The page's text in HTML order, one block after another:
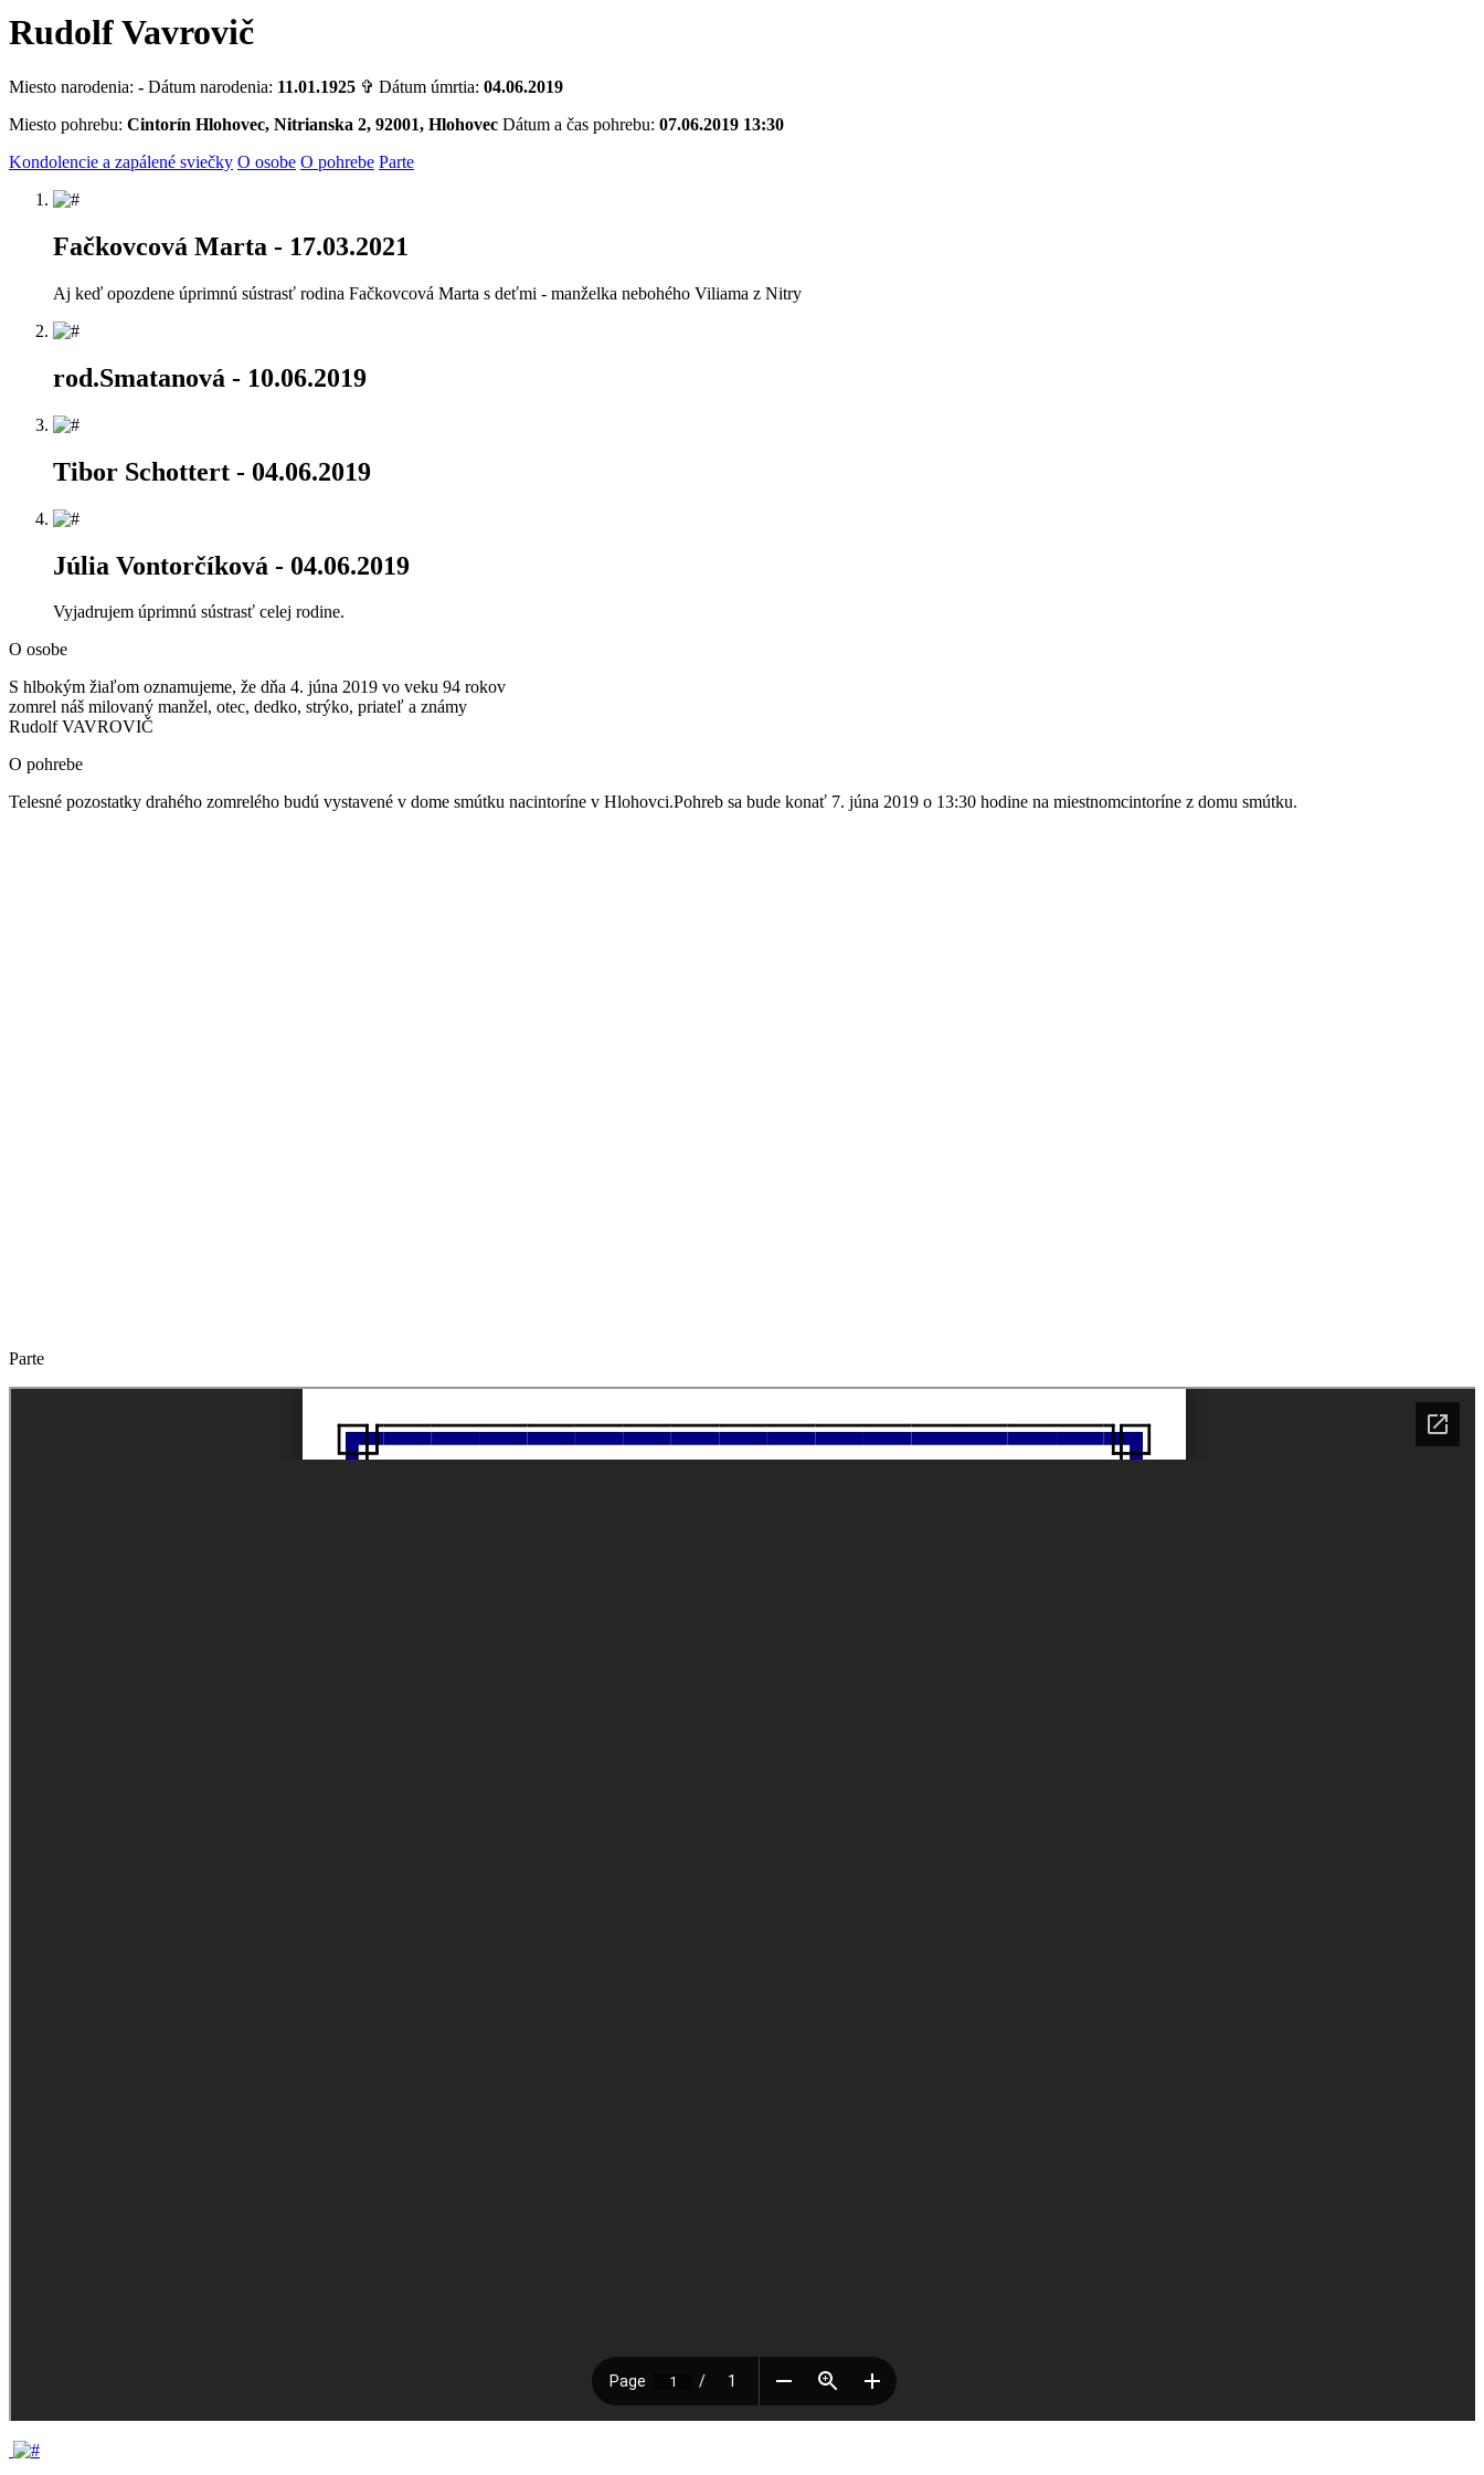
Rudolf Vavrovič
Miesto narodenia: - Dátum narodenia: 11.01.1925 ✞ Dátum úmrtia: 04.06.2019
Miesto pohrebu: Cintorín Hlohovec, Nitrianska 2, 92001, Hlohovec Dátum a čas pohrebu: 07.06.2019 13:30
Kondolencie a zapálené sviečky O osobe O pohrebe Parte
Fačkovcová Marta - 17.03.2021
Aj keď opozdene úprimnú sústrasť rodina Fačkovcová Marta s deťmi - manželka nebohého Viliama z Nitry
rod.Smatanová - 10.06.2019
Tibor Schottert - 04.06.2019
Júlia Vontorčíková - 04.06.2019
Vyjadrujem úprimnú sústrasť celej rodine.
O osobe
S hlbokým žiaľom oznamujeme, že dňa 4. júna 2019 vo veku 94 rokov
zomrel náš milovaný manžel, otec, dedko, strýko, priateľ a známy
Rudolf VAVROVIČ
O pohrebe
Telesné pozostatky drahého zomrelého budú vystavené v dome smútku nacintoríne v Hlohovci.Pohreb sa bude konať 7. júna 2019 o 13:30 hodine na miestnomcintoríne z domu smútku.
Parte